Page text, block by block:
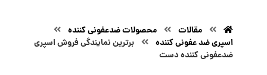
مقالات
محصولات ضدعفونی کننده
اسپری ضد عفونی کننده
برترین نمایندگی فروش اسپری
ضدعفونی کننده دست